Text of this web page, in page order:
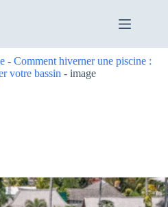
- Comment hiverner une piscine :
votre bassin - image